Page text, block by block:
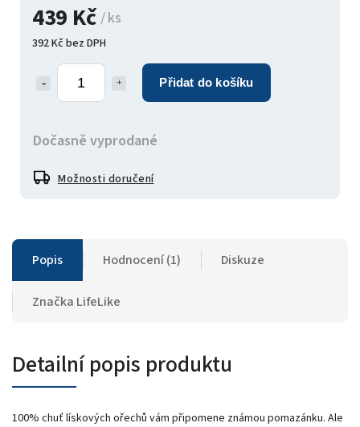
439 Kč / ks
392 Kč bez DPH
Přidat do košíku
Dočasně vyprodané
Možnosti doručení
Popis Hodnocení (1) Diskuze
Značka LifeLike
Detailní popis produktu
100% chuť lískových ořechů vám připomene známou pomazánku. Ale